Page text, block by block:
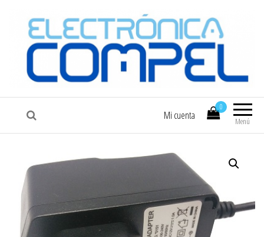
COMPEL Electrónica COMPEL
Menú
0
Mi cuenta